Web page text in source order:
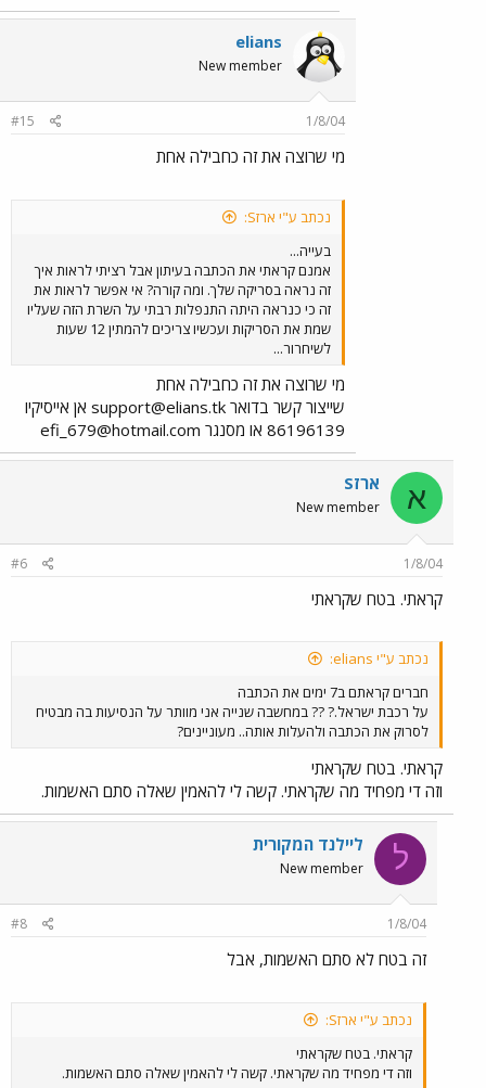
elians
New member
1/8/04
#15
מי שרוצה את זה כחבילה אחת
נכתב ע"י ארזS:
בעייה...
אמנם קראתי את הכתבה בעיתון אבל רציתי לראות איך
זה נראה בסריקה שלך. ומה קורה? אי אפשר לראות את
זה כי כנראה היתה התנפלות רבתי על השרת הזה שעליו
שמת את הסריקות ועכשיו צריכים להמתין 12 שעות
לשיחרור...
מי שרוצה את זה כחבילה אחת
שייצור קשר בדואר support@elians.tk אן אייסיקיו
86196139 או מסנגר
efi_679@hotmail.com
א ארזS
New member
1/8/04
#6
קראתי. בטח שקראתי
נכתב ע"י elians:
חברים קראתם ב7 ימים את הכתבה
על רכבת ישראל.? ?? במחשבה שנייה אני מוותר על הנסיעות בה מבטיח
לסרוק את הכתבה ולהעלות אותה.. מעוניינים?
קראתי. בטח שקראתי
וזה די מפחיד מה שקראתי. קשה לי להאמין שאלה סתם האשמות.
ל ליילנד המקורית
New member
1/8/04
#8
זה בטח לא סתם האשמות, אבל
נכתב ע"י ארזS:
קראתי. בטח שקראתי
וזה די מפחיד מה שקראתי. קשה לי להאמין שאלה סתם האשמות.